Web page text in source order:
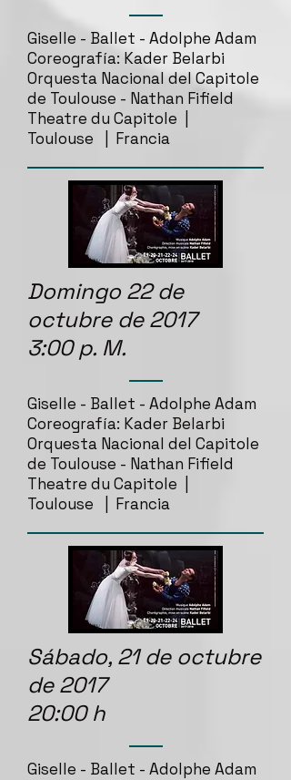
Giselle - Ballet - Adolphe Adam
Coreografía: Kader Belarbi
Orquesta Nacional del Capitole
de Toulouse - Nathan Fifield
Theatre du Capitole |
Toulouse | Francia
Domingo 22 de
octubre de 2017
3:00 p. M.
Giselle - Ballet - Adolphe Adam
Coreografía: Kader Belarbi
Orquesta Nacional del Capitole
de Toulouse - Nathan Fifield
Theatre du Capitole |
Toulouse | Francia
Sábado, 21 de octubre
de 2017
20:00 h
Giselle - Ballet - Adolphe Adam